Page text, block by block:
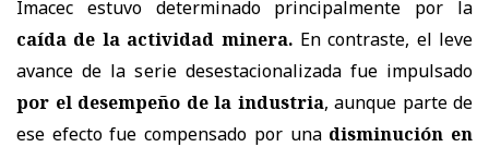
Imacec estuvo determinado principalmente por la
caída de la actividad minera. En contraste, el leve
avance de la serie desestacionalizada fue impulsado
por el desempeño de la industria, aunque parte de
ese efecto fue compensado por una disminución en